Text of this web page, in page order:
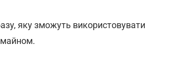
яку зможуть використовувати
майном.